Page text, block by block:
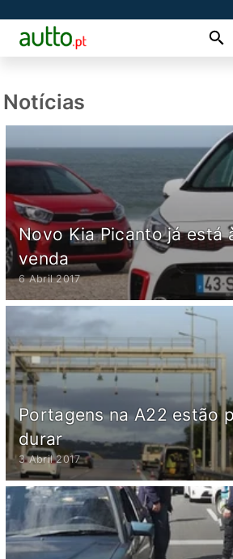
Notícias
Novo Kia Picanto já está
venda
6 Abril 2017
Portagens na A22 estão
durar
3 Abril 2017